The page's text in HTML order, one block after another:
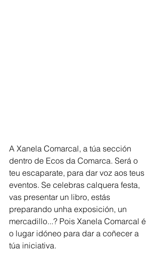
A Xanela Comarcal, a túa sección
dentro de Ecos da Comarca. Será o
teu escaparate, para dar voz aos teus
eventos. Se celebras calquera festa,
vas presentar un libro, estás
preparando unha exposición, un
mercadillo...? Pois Xanela Comarcal é
o lugar idóneo para dar a coñecer a
túa iniciativa.